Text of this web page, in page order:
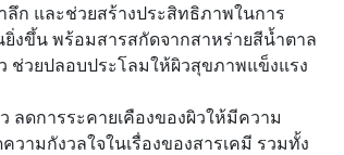
ลึก และช่วยสร้างประสิทธิภาพในการ
งขึ้น พร้อมสารสกัดจากสาหร่ายสีน้ำตาล
ช่วยปลอบประโลมให้ผิวสุขภาพแข็งแรง
ดการระคายเคืองของผิวให้มีความ
ามกังวลใจในเรื่องของสารเคมี รวมทั้ง